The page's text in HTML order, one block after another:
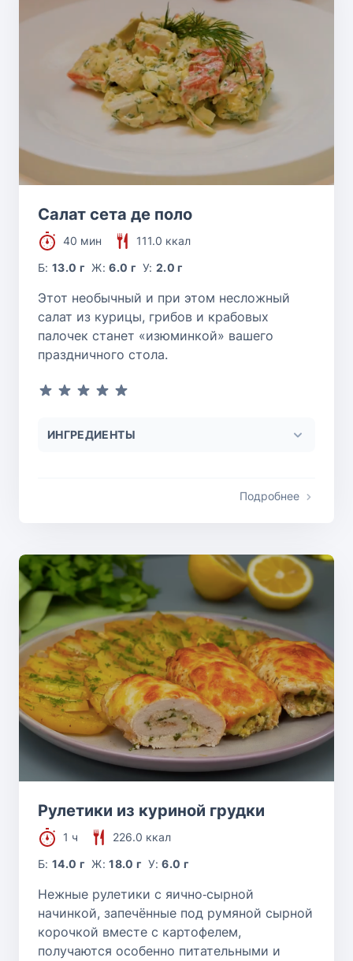
Салат сета де поло
40 мин
111.0 ккал
Б:13.0 г Ж:6.0 г У:2.0 г
Этот необычный и при этом несложный
салат из курицы, грибов и крабовых
палочек станет «изюминкой» вашего
праздничного стола.
ИНГРЕДИЕНТЫ
Подробнее
Рулетики из куриной грудки
1 ч
226.0 ккал
Б:14.0 г Ж:18.0 г У:6.0 г
Нежные рулетики с яично‑сырной
начинкой, запечённые под румяной сырной
корочкой вместе с картофелем,
получаются особенно питательными и